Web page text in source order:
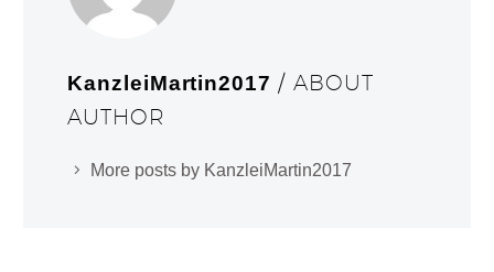
KanzleiMartin2017 / ABOUT
AUTHOR
More posts by KanzleiMartin2017